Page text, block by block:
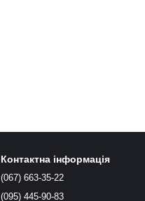
Контактна інформація
(067) 663-35-22
(095) 445-90-83